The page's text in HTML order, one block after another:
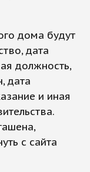
дома будут
дата
должность,
дата
и иная
с сайта